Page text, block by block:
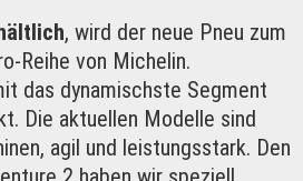
, wird der neue Pneu zum
Reihe von Michelin.
das dynamischste Segment
Die aktuellen Modelle sind
agil und leistungsstark. Den